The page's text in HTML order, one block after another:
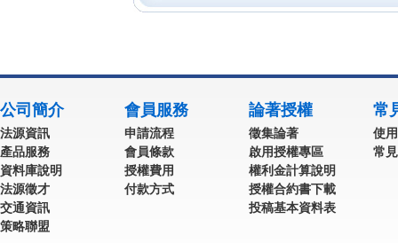
公司簡介
法源資訊
產品服務
資料庫說明
法源徵才
交通資訊
策略聯盟
會員服務
申請流程
會員條款
授權費用
付款方式
論著授權
徵集論著
啟用授權專區
權利金計算說明
授權合約書下載
投稿基本資料表
常
使
常